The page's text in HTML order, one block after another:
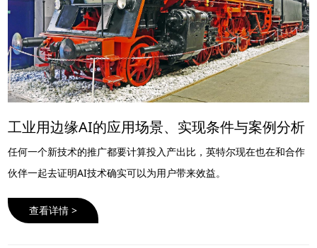
工业用边缘AI的应用场景、实现条件与案例分析
任何一个新技术的推广都要计算投入产出比，英特尔现在也在和合作
伙伴一起去证明AI技术确实可以为用户带来效益。
查看详情 >